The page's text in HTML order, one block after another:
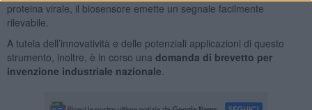
proteina virale, il biosensore emette un segnale facilmente
rilevabile.
A tutela dell’innovatività e delle potenziali applicazioni di questo
strumento, inoltre, è in corso una domanda di brevetto per
invenzione industriale nazionale